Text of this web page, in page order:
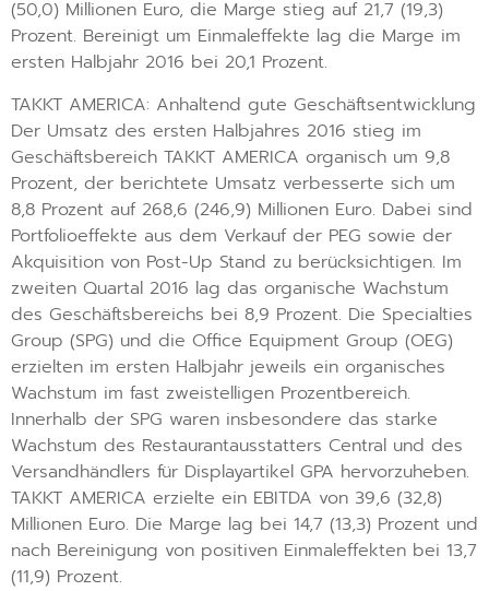
(50,0) Millionen Euro, die Marge stieg auf 21,7 (19,3)
Prozent. Bereinigt um Einmaleffekte lag die Marge im
ersten Halbjahr 2016 bei 20,1 Prozent.
TAKKT AMERICA: Anhaltend gute Geschäftsentwicklung
Der Umsatz des ersten Halbjahres 2016 stieg im
Geschäftsbereich TAKKT AMERICA organisch um 9,8
Prozent, der berichtete Umsatz verbesserte sich um
8,8 Prozent auf 268,6 (246,9) Millionen Euro. Dabei sind
Portfolioeffekte aus dem Verkauf der PEG sowie der
Akquisition von Post-Up Stand zu berücksichtigen. Im
zweiten Quartal 2016 lag das organische Wachstum
des Geschäftsbereichs bei 8,9 Prozent. Die Specialties
Group (SPG) und die Office Equipment Group (OEG)
erzielten im ersten Halbjahr jeweils ein organisches
Wachstum im fast zweistelligen Prozentbereich.
Innerhalb der SPG waren insbesondere das starke
Wachstum des Restaurantausstatters Central und des
Versandhändlers für Displayartikel GPA hervorzuheben.
TAKKT AMERICA erzielte ein EBITDA von 39,6 (32,8)
Millionen Euro. Die Marge lag bei 14,7 (13,3) Prozent und
nach Bereinigung von positiven Einmaleffekten bei 13,7
(11,9) Prozent.